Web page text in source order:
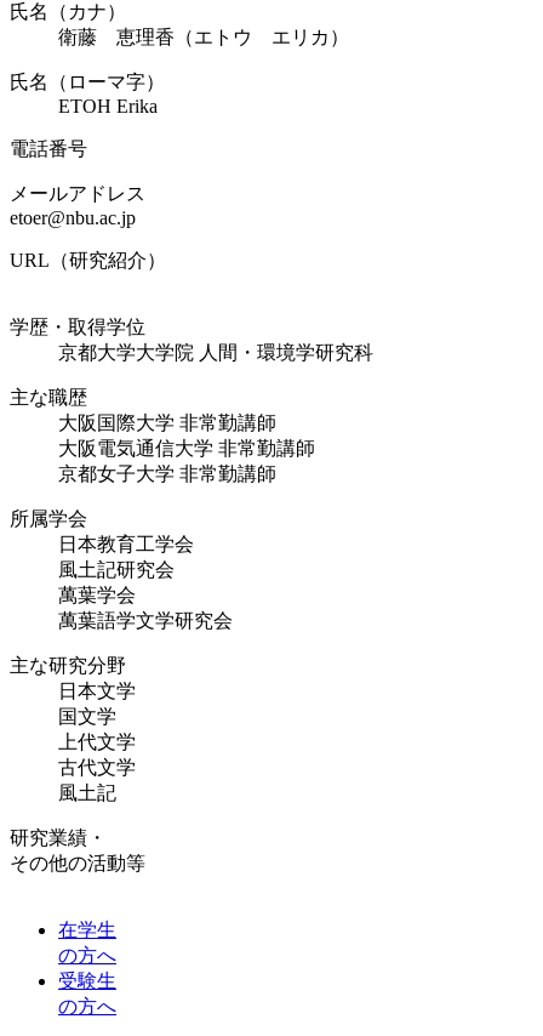
氏名（カナ）
衛藤 恵理香（エトウ エリカ）
氏名（ローマ字）
ETOH Erika
電話番号
メールアドレス
pj.ca.ubn@reote
URL（研究紹介）
学歴・取得学位
京都大学大学院 人間・環境学研究科
主な職歴
大阪国際大学 非常勤講師
大阪電気通信大学 非常勤講師
京都女子大学 非常勤講師
所属学会
日本教育工学会
風土記研究会
萬葉学会
萬葉語学文学研究会
主な研究分野
日本文学
国文学
上代文学
古代文学
風土記
研究業績・
その他の活動等
在学生
の方へ
受験生
の方へ